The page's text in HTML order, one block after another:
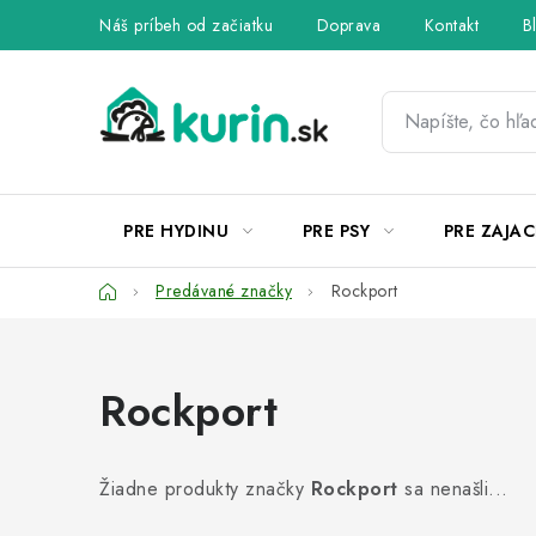
Náš príbeh od začiatku Doprava Kontakt
PRE HYDINU PRE PSY PRE
DomovPredávané značky Rockport
Rockport
Žiadne produkty značky Rockport sa nenašli...